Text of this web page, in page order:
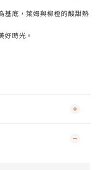
基底，萊姆與柳橙的酸甜熱
好時光。